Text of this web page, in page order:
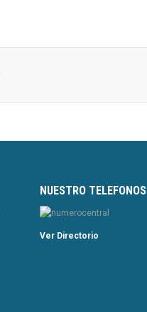
NUESTRO TELEFONOS
Ver Directorio